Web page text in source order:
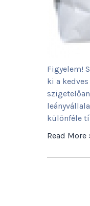
Figyelem!
ki a
különféle
Read More